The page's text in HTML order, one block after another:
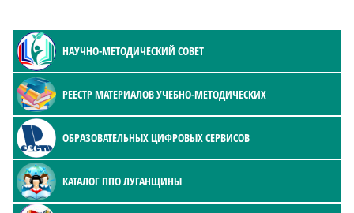
НАУЧНО-МЕТОДИЧЕСКИЙ СОВЕТ
РЕЕСТР МАТЕРИАЛОВ УЧЕБНО-МЕТОДИЧЕСКИХ
ОБРАЗОВАТЕЛЬНЫХ ЦИФРОВЫХ СЕРВИСОВ
КАТАЛОГ ППО ЛУГАНЩИНЫ